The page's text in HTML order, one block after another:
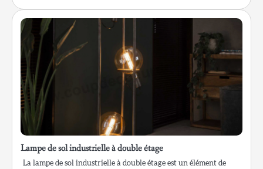
Lampe de sol industrielle à double étage
La lampe de sol industrielle à double étage est un élément de